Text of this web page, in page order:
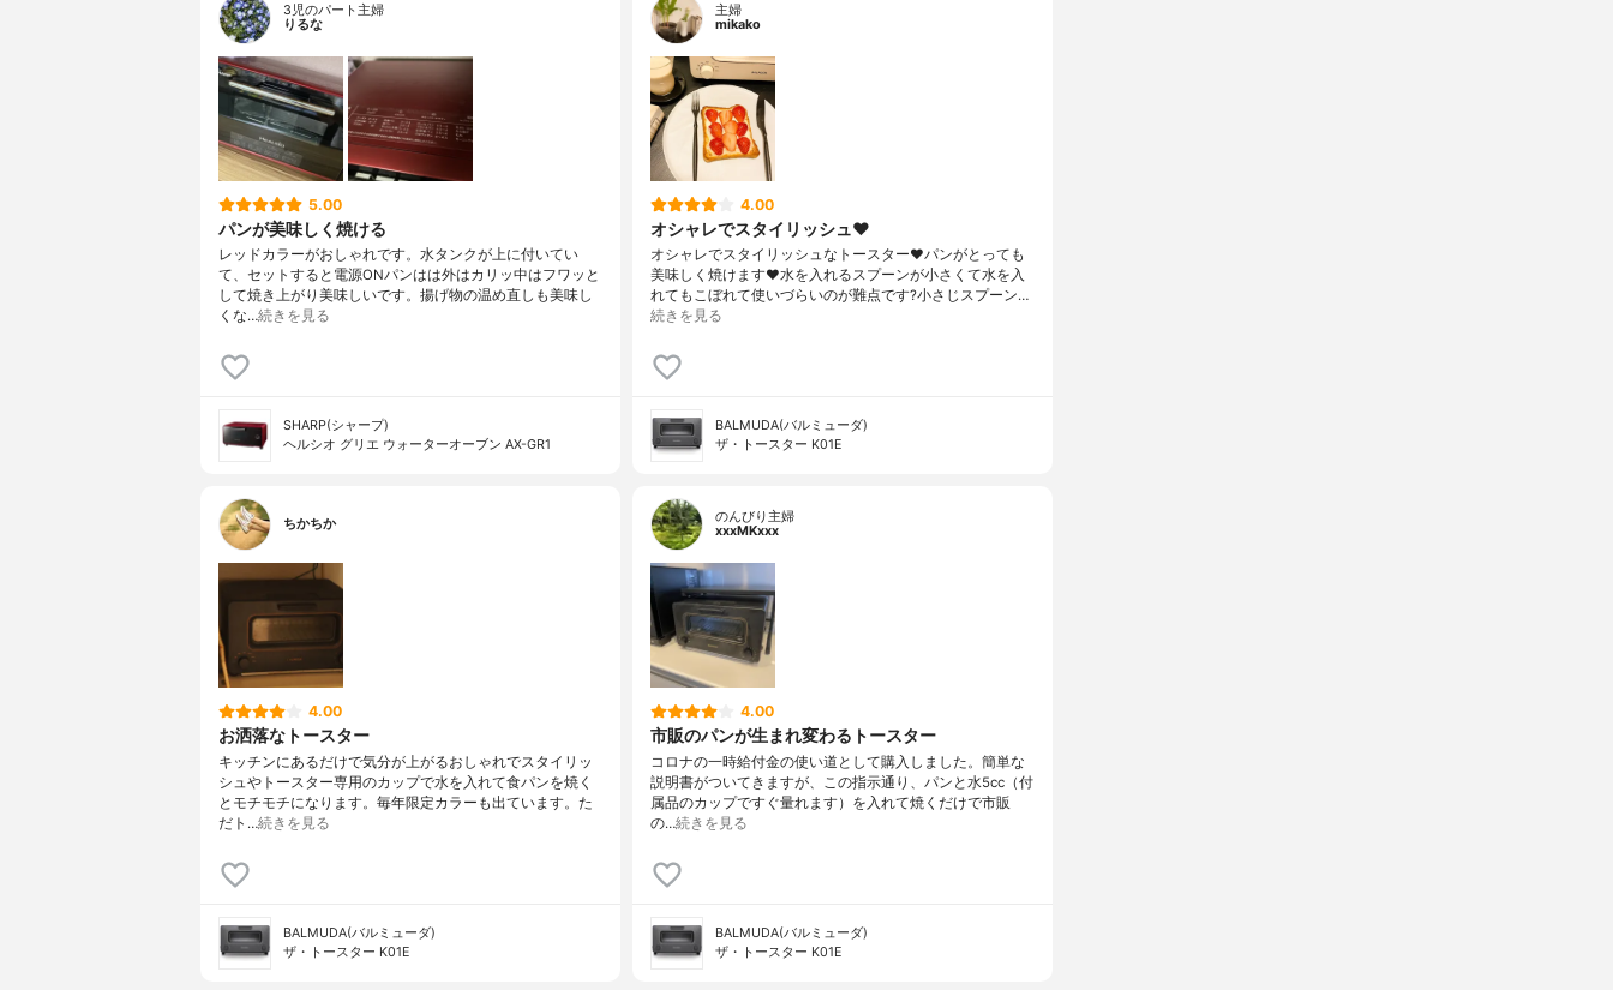
3児のパート主婦
りるな
5.00
パンが美味しく焼ける
レッドカラーがおしゃれです。水タンクが上に付いてい
て、セットすると電源ONパンはは外はカリッ中はフワッと
して焼き上がり美味しいです。揚げ物の温め直しも美味し
くな…続きを見る
SHARP(シャープ)
ヘルシオ グリエ ウォーターオーブン AX-GR1
主婦
mikako
4.00
オシャレでスタイリッシュ❤️
オシャレでスタイリッシュなトースター❤️パンがとっても
美味しく焼けます❤️水を入れるスプーンが小さくて水を入
れてもこぼれて使いづらいのが難点です?小さじスプーン…
続きを見る
BALMUDA(バルミューダ)
ザ・トースター K01E
ちかちか
4.00
お洒落なトースター
キッチンにあるだけで気分が上がるおしゃれでスタイリッ
シュやトースター専用のカップで水を入れて食パンを焼く
とモチモチになります。毎年限定カラーも出ています。た
だト…続きを見る
BALMUDA(バルミューダ)
ザ・トースター K01E
のんびり主婦
xxxMKxxx
4.00
市販のパンが生まれ変わるトースター
コロナの一時給付金の使い道として購入しました。簡単な
説明書がついてきますが、この指示通り、パンと水5cc（付
属品のカップですぐ量れます）を入れて焼くだけで市販
の…続きを見る
BALMUDA(バルミューダ)
ザ・トースター K01E